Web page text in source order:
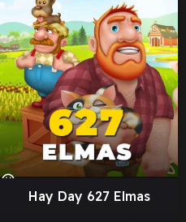
Hay Day 627 Elmas